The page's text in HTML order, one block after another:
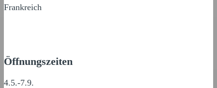
Frankreich
Öffnungszeiten
4.5.-7.9.